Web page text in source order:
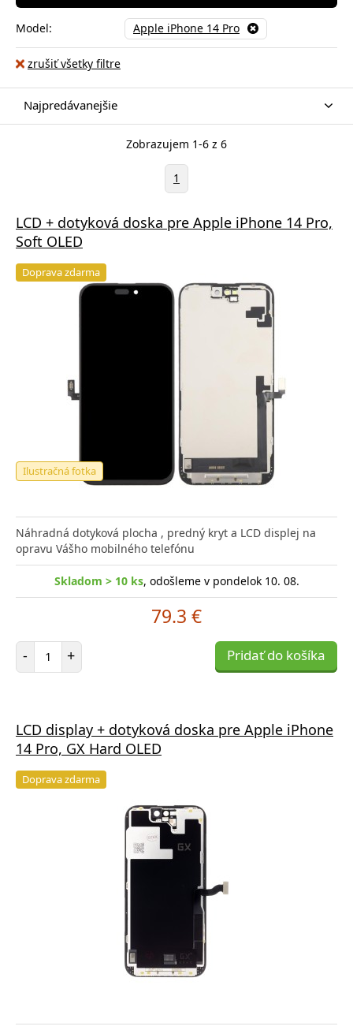
Model: Apple iPhone 14 Pro
zrušiť všetky filtre
Najpredávanejšie
Zobrazujem 1-6 z 6
1
LCD + dotyková doska pre Apple iPhone 14 Pro,
Soft OLED
Doprava zdarma
Ilustračná fotka
Náhradná dotyková plocha , predný kryt a LCD displej na
opravu Vášho mobilného telefónu
Skladom > 10 ks, odošleme v pondelok 10. 08.
79.3 €
- Počet položiek
+ Pridať do košíka
LCD display + dotyková doska pre Apple iPhone
14 Pro, GX Hard OLED
Doprava zdarma